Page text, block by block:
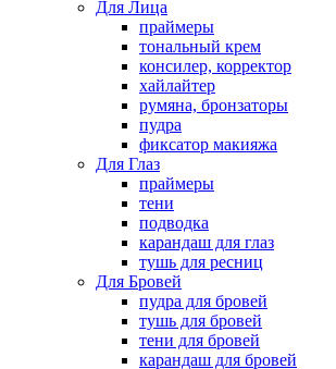
Для Лица
праймеры
тональный крем
консилер, корректор
хайлайтер
румяна, бронзаторы
пудра
фиксатор макияжа
Для Глаз
праймеры
тени
подводка
карандаш для глаз
тушь для ресниц
Для Бровей
пудра для бровей
тушь для бровей
тени для бровей
карандаш для бровей